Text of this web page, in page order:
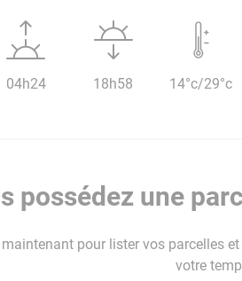
04h24 18h58 14°c/29°c
possédez une
pour lister vos parcelles
votre